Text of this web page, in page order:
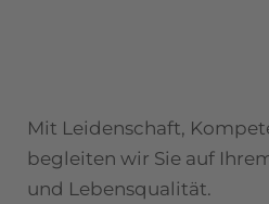
Mit Leidenschaft,
begleiten wir Sie auf
und Lebensqualität.